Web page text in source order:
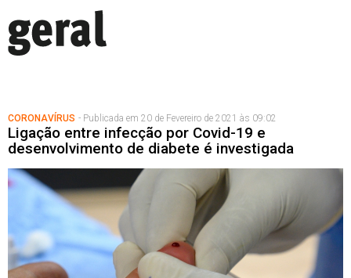
CORONAVÍRUS - Publicada em 20 de Fevereiro de 2021 às 09:02
Ligação entre infecção por Covid-19 e
desenvolvimento de diabete é investigada